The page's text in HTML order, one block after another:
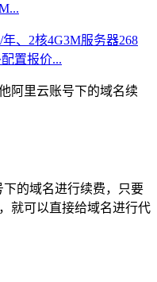
、2核4G3M服务器268
置报价...
阿里云账号下的域名续
的域名进行续费，只要
就可以直接给域名进行代